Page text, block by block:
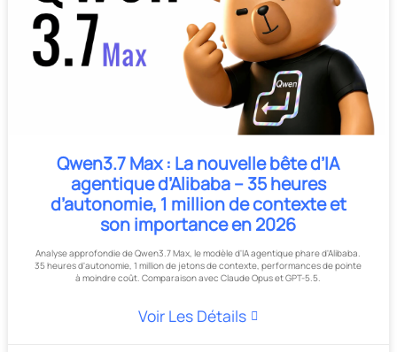
Qwen3.7 Max : La nouvelle bête d’IA
agentique d’Alibaba – 35 heures
d’autonomie, 1 million de contexte et
son importance en 2026
Analyse approfondie de Qwen3.7 Max, le modèle d'IA agentique phare d'Alibaba.
35 heures d'autonomie, 1 million de jetons de contexte, performances de pointe
à moindre coût. Comparaison avec Claude Opus et GPT-5.5.
Voir Les Détails